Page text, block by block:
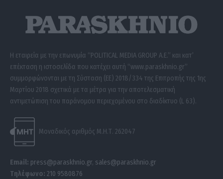
Η εταιρεία με την επωνυμία “POLITICAL MEDIA GROUP A.E.” και κατ’
επέκταση η ιστοσελίδα που κατέχει αυτή “www.paraskhnio.gr”
συμμορφώνονται με τη Σύσταση (ΕΕ) 2018/334 της Επιτροπής της 1ης
Μαρτίου 2018 σχετικά με τα μέτρα για την αποτελεσματική
αντιμετώπιση του παράνομου περιεχομένου στο διαδίκτυο (L 63).
Μοναδικός αριθμός Μ.Η.Τ. 262047
Email: press@paraskhnio.gr, sales@paraskhnio.gr
Τηλέφωνο: 210 9580876